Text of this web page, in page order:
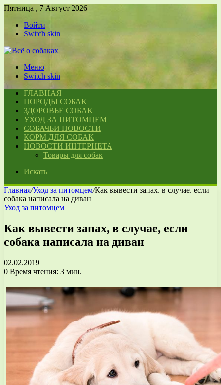
Пятница , 7 Август 2026
Войти
Switch skin
Меню
Switch skin
ГЛАВНАЯ
ПОРОДЫ СОБАК
ЗДОРОВЬЕ СОБАК
УХОД ЗА ПИТОМЦЕМ
СОБАЧЬИ НОВОСТИ
КОРМ ДЛЯ СОБАК
НОВОСТИ ИНТЕРНЕТА
Товары для собак
Искать
Главная/Уход за питомцем/Как вывести запах, в случае, если
собака написала на диван
Уход за питомцем
Как вывести запах, в случае, если
собака написала на диван
02.02.2019
0 Время чтения: 3 мин.